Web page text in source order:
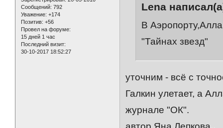
Сообщений: 792
Уважение: +174
Позитив: +56
Провел на форуме:
15 дней 1 час
Последний визит:
30-10-2017 18:52:27
Lena
В
"Тайнах звезд"
уточним - всё с
Галкин улетает, а
журнале "ОК".